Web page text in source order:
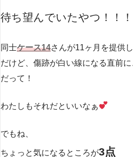
待ち望んでいたやつ！！！
同士ケース14さんが11ヶ月を提供
だけど、傷跡が白い線になる直前
だって！
わたしもそれだといいなぁ
でもね、
ちょっと気になるところが3点